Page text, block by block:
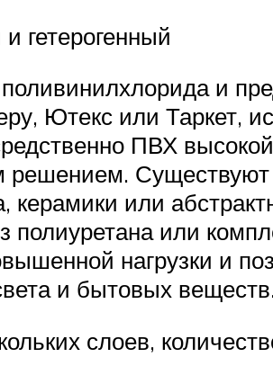
гетерогенный
и
Ютекс или Таркет,
ПВХ
решением.
керамики или
или
нагрузки и
и бытовых
слоев,